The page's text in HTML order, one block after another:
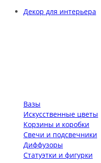
Декор для интерьера
Вазы
Искусственные цветы
Корзины и коробки
Свечи и подсвечники
Диффузоры
Статуэтки и фигурки